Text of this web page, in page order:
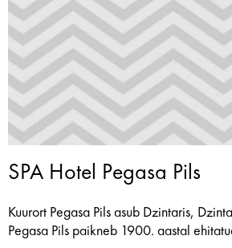
SPA Hotel Pegasa Pils
Kuurort Pegasa Pils asub Dzintaris,
Pegasa Pils paikneb 1900. aastal